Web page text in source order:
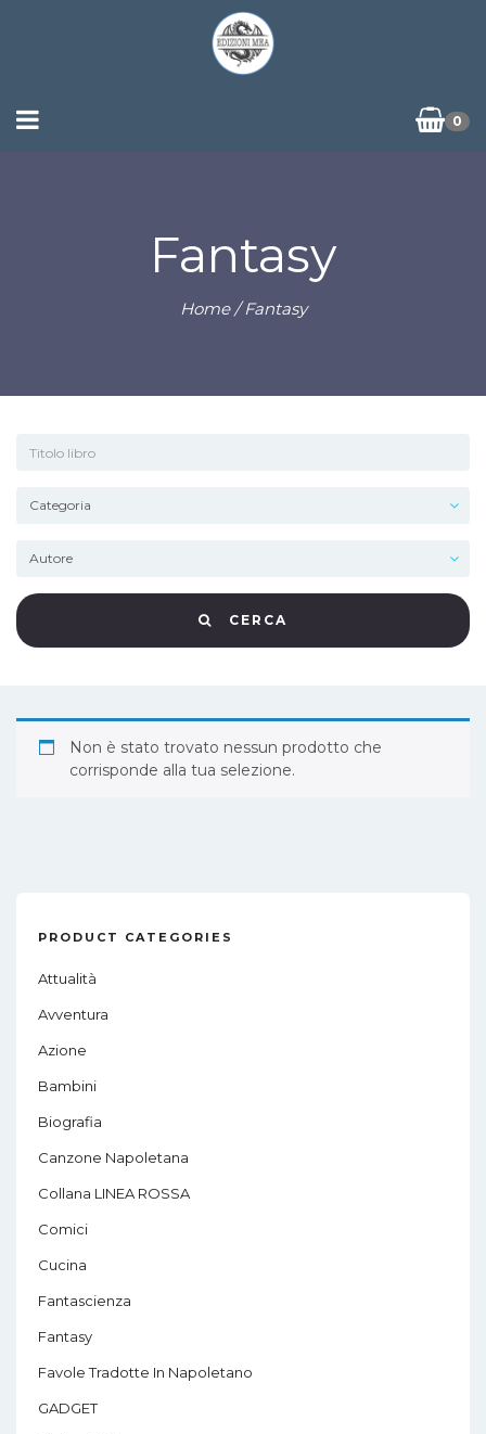
0
Fantasy
Home/ Fantasy
CERCA
Non è stato trovato nessun prodotto che
corrisponde alla tua selezione.
PRODUCT CATEGORIES
Attualità
Avventura
Azione
Bambini
Biografia
Canzone Napoletana
Collana LINEA ROSSA
Comici
Cucina
Fantascienza
Fantasy
Favole Tradotte In Napoletano
GADGET